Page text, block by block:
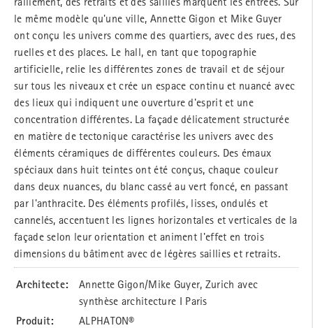
le même modèle qu'une ville, Annette Gigon et Mike Guyer
ont conçu les univers comme des quartiers, avec des rues, des
ruelles et des places. Le hall, en tant que topographie
artificielle, relie les différentes zones de travail et de séjour
sur tous les niveaux et crée un espace continu et nuancé avec
des lieux qui indiquent une ouverture d'esprit et une
concentration différentes. La façade délicatement structurée
en matière de tectonique caractérise les univers avec des
éléments céramiques de différentes couleurs. Des émaux
spéciaux dans huit teintes ont été conçus, chaque couleur
dans deux nuances, du blanc cassé au vert foncé, en passant
par l'anthracite. Des éléments profilés, lisses, ondulés et
cannelés, accentuent les lignes horizontales et verticales de la
façade selon leur orientation et animent l'effet en trois
dimensions du bâtiment avec de légères saillies et retraits.
Architecte:
Annette Gigon/Mike Guyer, Zurich avec
synthèse architecture I Paris
Produit: ALPHATON®